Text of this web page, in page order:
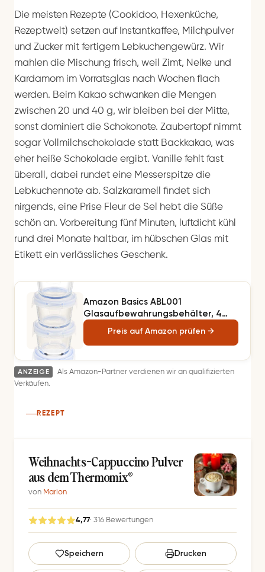
Die meisten Rezepte (Cookidoo, Hexenküche,
Rezeptwelt) setzen auf Instantkaffee, Milchpulver
und Zucker mit fertigem Lebkuchengewürz. Wir
mahlen die Mischung frisch, weil Zimt, Nelke und
Kardamom im Vorratsglas nach Wochen flach
werden. Beim Kakao schwanken die Mengen
zwischen 20 und 40 g, wir bleiben bei der Mitte,
sonst dominiert die Schokonote. Zaubertopf nimmt
sogar Vollmilchschokolade statt Backkakao, was
eher heiße Schokolade ergibt. Vanille fehlt fast
überall, dabei rundet eine Messerspitze die
Lebkuchennote ab. Salzkaramell findet sich
nirgends, eine Prise Fleur de Sel hebt die Süße
schön an. Vorbereitung fünf Minuten, luftdicht kühl
rund drei Monate haltbar, im hübschen Glas mit
Etikett ein verlässliches Geschenk.
Amazon Basics ABL001
Glasaufbewahrungsbehälter, 4
Stück, 120 ml, transparent mit
Preis auf Amazon prüfen →
ANZEIGE
Als Amazon-Partner verdienen wir an qualifizierten
Verkäufen.
REZEPT
Weihnachts-Cappuccino Pulver
aus dem Thermomix®
von Marion
4,77· 316 Bewertungen
G
e
Speichern Drucken